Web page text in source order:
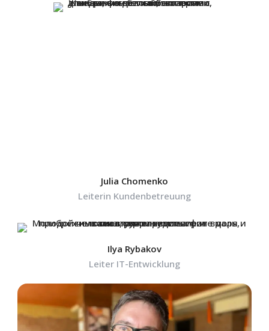
Julia Chomenko
Leiterin Kundenbetreuung
Ilya Rybakov
Leiter IT-Entwicklung